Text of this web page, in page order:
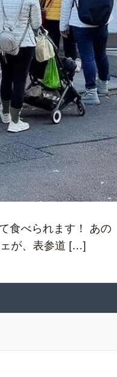
食べられます！ あの
ェが、表参道 […]